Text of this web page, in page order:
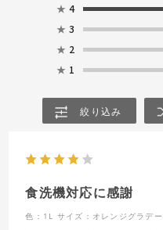
★ 4
★ 3
★ 2
★ 1
絞り込み
食洗機対応に感謝
色：1L サイズ：オレンジグラデ